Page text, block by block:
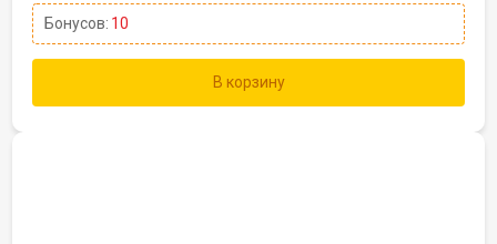
Бонусов: 10
В корзину